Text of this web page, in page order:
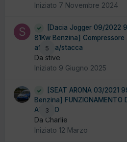
Iniziato 7 Novembre 2024
5
[Dacia Jogger 09/2022
81Kw Benzina] Compressore
attacca/stacca
Da stive
Iniziato 9 Giugno 2025
3
[SEAT ARONA 03/2021
Benzina] FUNZIONAMENTO
ATTIVO
Da Charlie
Iniziato 12 Marzo